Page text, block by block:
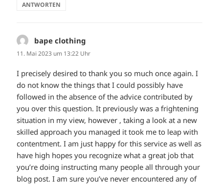
ANTWORTEN
bape clothing
11. Mai 2023 um 13:22 Uhr
I precisely desired to thank you so much once again. I
do not know the things that I could possibly have
followed in the absence of the advice contributed by
you over this question. It previously was a frightening
situation in my view, however , taking a look at a new
skilled approach you managed it took me to leap with
contentment. I am just happy for this service as well as
have high hopes you recognize what a great job that
you’re doing instructing many people all through your
blog post. I am sure you’ve never encountered any of